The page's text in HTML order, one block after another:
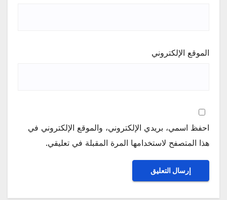
الموقع الإلكتروني
احفظ اسمي، بريدي الإلكتروني، والموقع الإلكتروني في
هذا المتصفح لاستخدامها المرة المقبلة في تعليقي.